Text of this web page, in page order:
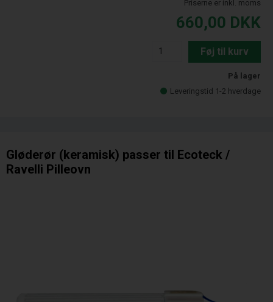
Priserne er inkl. moms
660,00 DKK
Føj til kurv
På lager
Leveringstid 1-2 hverdage
Gløderør (keramisk) passer til Ecoteck /
Ravelli Pilleovn